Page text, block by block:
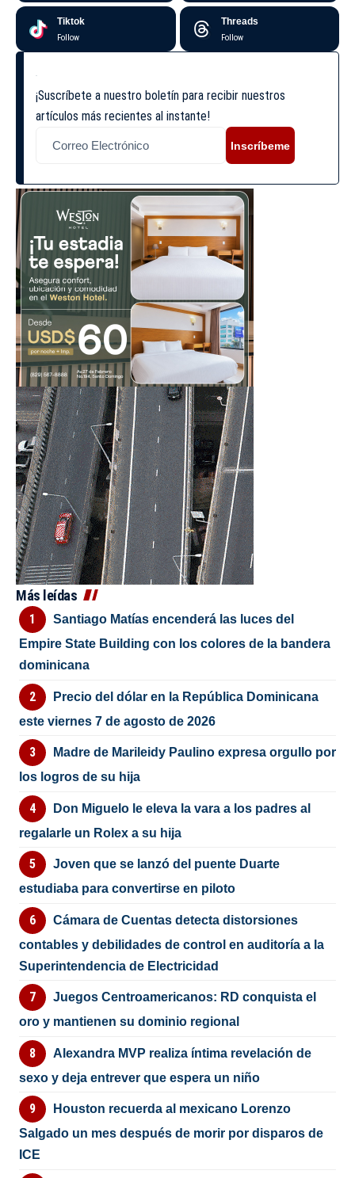
Tiktok
Follow
Threads
Follow
¡Suscríbete a nuestro boletín para recibir nuestros
artículos más recientes al instante!
Inscríbeme
Más leídas
Santiago Matías encenderá las luces del
Empire State Building con los colores de la bandera
dominicana
Precio del dólar en la República Dominicana
este viernes 7 de agosto de 2026
Madre de Marileidy Paulino expresa orgullo por
los logros de su hija
Don Miguelo le eleva la vara a los padres al
regalarle un Rolex a su hija
Joven que se lanzó del puente Duarte
estudiaba para convertirse en piloto
Cámara de Cuentas detecta distorsiones
contables y debilidades de control en auditoría a la
Superintendencia de Electricidad
Juegos Centroamericanos: RD conquista el
oro y mantienen su dominio regional
Alexandra MVP realiza íntima revelación de
sexo y deja entrever que espera un niño
Houston recuerda al mexicano Lorenzo
Salgado un mes después de morir por disparos de
ICE